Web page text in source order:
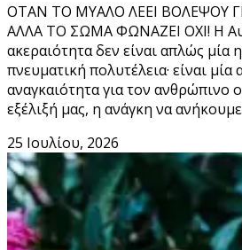
ΟΤΑΝ ΤΟ ΜΥΑΛΟ ΛΕΕΙ ΒΟΛΕΨΟΥ
ΑΛΛΑ ΤΟ ΣΩΜΑ ΦΩΝΑΖΕΙ ΟΧΙ! Η
ακεραιότητα δεν είναι απλώς μία
πνευματική πολυτέλεια· είναι
αναγκαιότητα για τον ανθρώπινο
εξέλιξή μας, η ανάγκη να ανήκουμε
25 Ιουλίου, 2026